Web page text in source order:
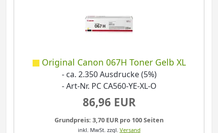
Original Canon 067H Toner Gelb XL
- ca. 2.350 Ausdrucke (5%)
- Art-Nr. PC CA560-YE-XL-O
86,96 EUR
Grundpreis: 3,70 EUR pro 100 Seiten
inkl. MwSt. zzgl. Versand